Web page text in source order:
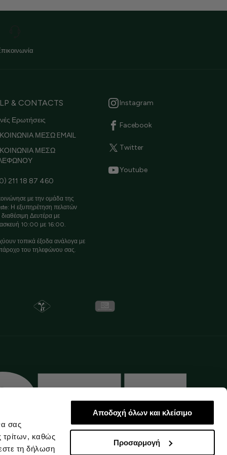
σας
τρίτων, καθώς
τη δήλωση
Αποδοχή όλων και κλείσιμο
Προσαρμογή
& CONTACTS
Ερωτήσεις
ΜΕΣΩ EMAIL
ΜΕΣΩ
211 18 87 460
με την ομάδα της
Η εξυπηρέτηση πελατών
διαθέσιμη Δευτέρα με
10:00 με 16:00.
τοπικά έξοδα ανάλογα με
του τηλεφώνου σας.
Instagram
Facebook
Twitter
Youtube